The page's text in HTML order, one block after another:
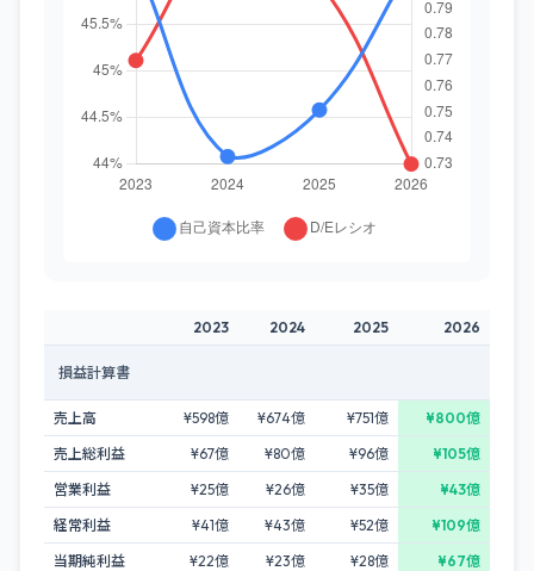
2023 2024 2025 2026
損益計算書
売上高 ¥598億 ¥674億 ¥751億
¥800億
売上総利益
¥67億 ¥80億 ¥96億
¥105億
営業利益
¥25億 ¥26億 ¥35億
¥43億
経常利益
¥41億 ¥43億 ¥52億
¥109億
当期純利益
¥22億 ¥23億 ¥28億
¥67億